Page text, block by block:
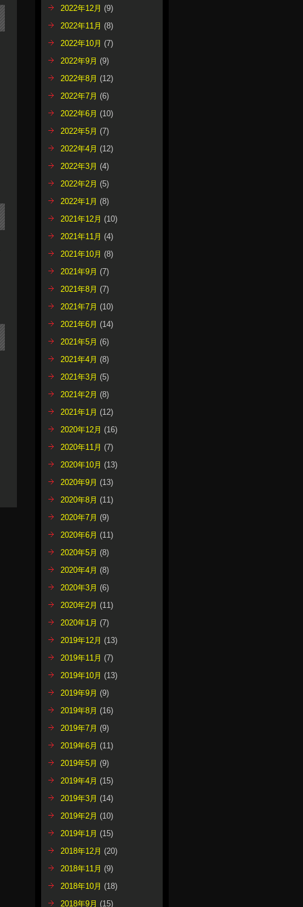
2022年12月 (9)
2022年11月 (8)
2022年10月 (7)
2022年9月 (9)
2022年8月 (12)
2022年7月 (6)
2022年6月 (10)
2022年5月 (7)
2022年4月 (12)
2022年3月 (4)
2022年2月 (5)
2022年1月 (8)
2021年12月 (10)
2021年11月 (4)
2021年10月 (8)
2021年9月 (7)
2021年8月 (7)
2021年7月 (10)
2021年6月 (14)
2021年5月 (6)
2021年4月 (8)
2021年3月 (5)
2021年2月 (8)
2021年1月 (12)
2020年12月 (16)
2020年11月 (7)
2020年10月 (13)
2020年9月 (13)
2020年8月 (11)
2020年7月 (9)
2020年6月 (11)
2020年5月 (8)
2020年4月 (8)
2020年3月 (6)
2020年2月 (11)
2020年1月 (7)
2019年12月 (13)
2019年11月 (7)
2019年10月 (13)
2019年9月 (9)
2019年8月 (16)
2019年7月 (9)
2019年6月 (11)
2019年5月 (9)
2019年4月 (15)
2019年3月 (14)
2019年2月 (10)
2019年1月 (15)
2018年12月 (20)
2018年11月 (9)
2018年10月 (18)
2018年9月 (15)